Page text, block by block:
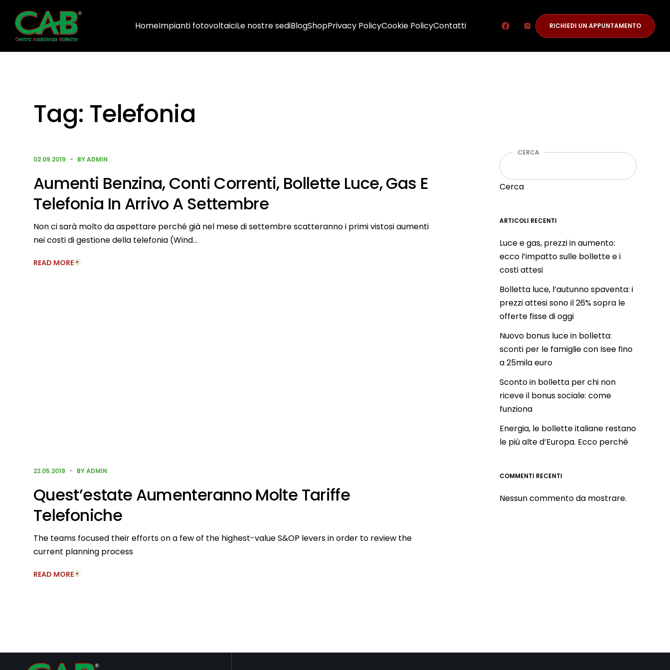
HomeImpianti fotovoltaiciLe nostre sediBlogShopPrivacy PolicyCookie PolicyContatti RICHIEDI UN APPUNTAMENTO
Tag: Telefonia
02.09.2019 BY ADMIN
Aumenti Benzina, Conti Correnti, Bollette Luce, Gas E
Telefonia In Arrivo A Settembre
Non ci sarà molto da aspettare perché già nel mese di settembre scatteranno i primi vistosi aumenti
nei costi di gestione della telefonia (Wind…
READ MORE
22.05.2019 BY ADMIN
Quest’estate Aumenteranno Molte Tariffe
Telefoniche
The teams focused their efforts on a few of the highest-value S&OP levers in order to review the
current planning process
READ MORE
CERCA
Cerca
ARTICOLI RECENTI
Luce e gas, prezzi in aumento:
ecco l’impatto sulle bollette e i
costi attesi
Bolletta luce, l’autunno spaventa: i
prezzi attesi sono il 26% sopra le
offerte fisse di oggi
Nuovo bonus luce in bolletta:
sconti per le famiglie con Isee fino
a 25mila euro
Sconto in bolletta per chi non
riceve il bonus sociale: come
funziona
Energia, le bollette italiane restano
le più alte d’Europa. Ecco perché
COMMENTI RECENTI
Nessun commento da mostrare.